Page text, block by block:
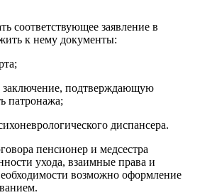
соответствующее заявление в
к нему документы:
подтверждающую
патронажа;
диспансера.
пенсионер и медсестра
ухода, взаимные права и
возможно оформление